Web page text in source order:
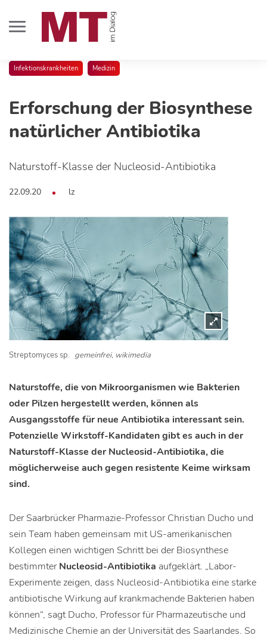
Infektionskrankheiten Medizin
Erforschung der Biosynthese
natürlicher Antibiotika
Naturstoff-Klasse der Nucleosid-Antibiotika
22.09.20 lz
Streptomyces sp. gemeinfrei, wikimedia
Naturstoffe, die von Mikroorganismen wie Bakterien
oder Pilzen hergestellt werden, können als
Ausgangsstoffe für neue Antibiotika interessant sein.
Potenzielle Wirkstoff-Kandidaten gibt es auch in der
Naturstoff-Klasse der Nucleosid-Antibiotika, die
möglicherweise auch gegen resistente Keime wirksam
sind.
Der Saarbrücker Pharmazie-Professor Christian Ducho und
sein Team haben gemeinsam mit US-amerikanischen
Kollegen einen wichtigen Schritt bei der Biosynthese
bestimmterNucleosid-Antibiotika aufgeklärt. „Labor-
Experimente zeigen, dass Nucleosid-Antibiotika eine starke
antibiotische Wirkung auf krankmachende Bakterien haben
können“, sagt Ducho, Professor für Pharmazeutische und
Medizinische Chemie an der Universität des Saarlandes. So